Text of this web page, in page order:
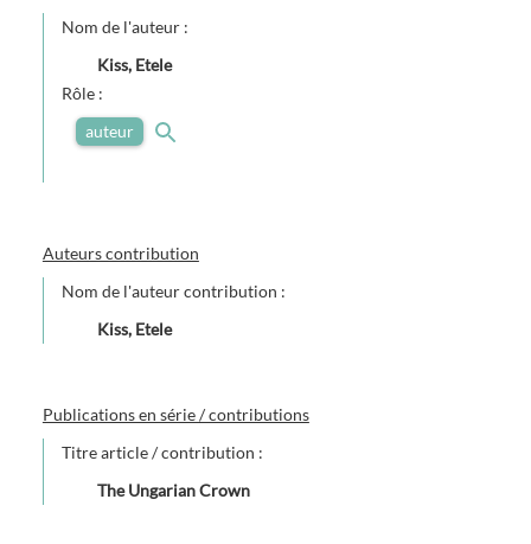
Nom de l'auteur :
Kiss, Etele
Rôle :
auteur
Auteurs contribution
Nom de l'auteur contribution :
Kiss, Etele
Publications en série / contributions
Titre article / contribution :
The Ungarian Crown